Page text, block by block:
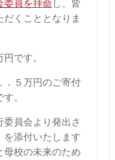
委員を拝命 し、皆
くこととなりま
です。
．５万円のご寄付
。
員会より発出さ
を添付いたします
母校の未来のため